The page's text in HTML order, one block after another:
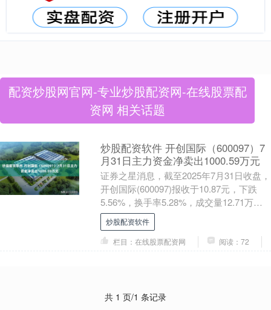
配资炒股网官网-专业炒股配资网-在线股票配
资网 相关话题
炒股配资软件 开创国际（600097）7
月31日主力资金净卖出1000.59万元
证券之星消息，截至2025年7月31日收盘，
开创国际(600097)报收于10.87元，下跌
5.56%，换手率5.28%，成交量12.71万
手，成交额1.39亿....
炒股配资软件
栏目：在线股票配资网
阅读：72
共 1 页/1 条记录